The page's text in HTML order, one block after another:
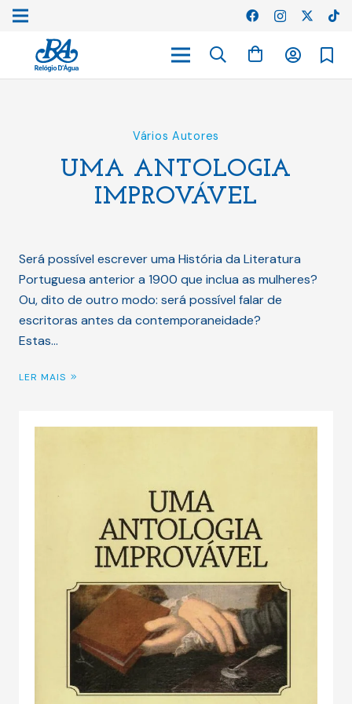
Vários Autores
UMA ANTOLOGIA
IMPROVÁVEL
Será possível escrever uma História da Literatura
Portuguesa anterior a 1900 que inclua as mulheres?
Ou, dito de outro modo: será possível falar de
escritoras antes da contemporaneidade?
Estas…
LER MAIS